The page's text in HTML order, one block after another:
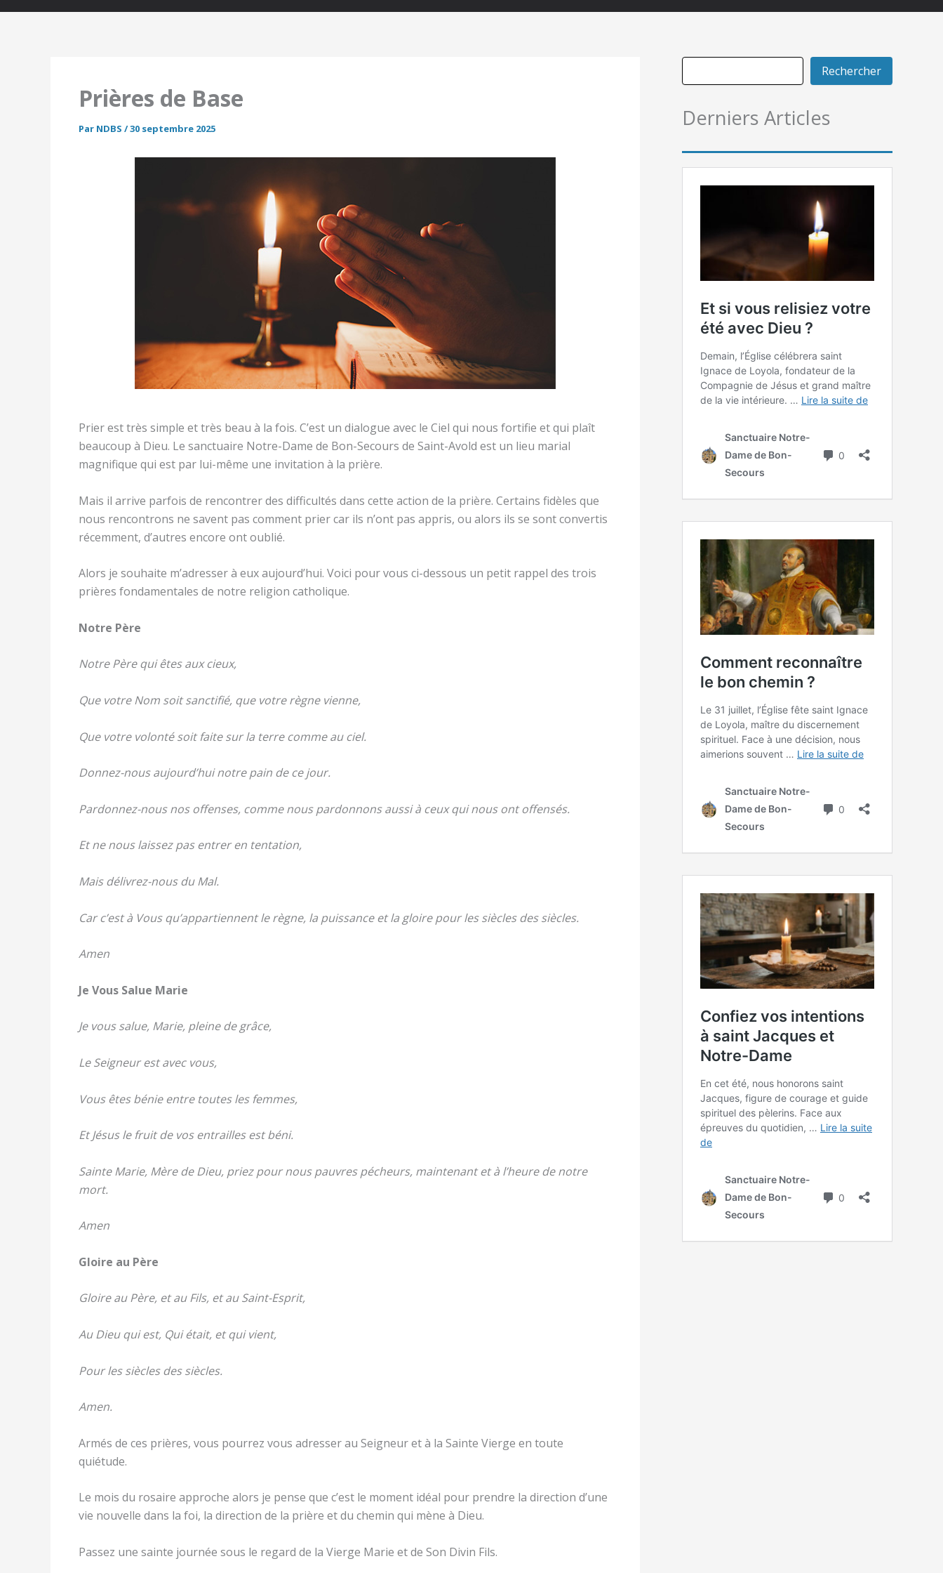
Prières de Base
Par NDBS /30 septembre 2025
Prier est très simple et très beau à la fois. C’est un dialogue avec le Ciel qui nous fortifie et qui plaît
beaucoup à Dieu. Le sanctuaire Notre-Dame de Bon-Secours de Saint-Avold est un lieu marial
magnifique qui est par lui-même une invitation à la prière.
Mais il arrive parfois de rencontrer des difficultés dans cette action de la prière. Certains fidèles que
nous rencontrons ne savent pas comment prier car ils n’ont pas appris, ou alors ils se sont convertis
récemment, d’autres encore ont oublié.
Alors je souhaite m’adresser à eux aujourd’hui. Voici pour vous ci-dessous un petit rappel des trois
prières fondamentales de notre religion catholique.
Notre Père
Notre Père qui êtes aux cieux,
Que votre Nom soit sanctifié, que votre règne vienne,
Que votre volonté soit faite sur la terre comme au ciel.
Donnez-nous aujourd’hui notre pain de ce jour.
Pardonnez-nous nos offenses, comme nous pardonnons aussi à ceux qui nous ont offensés.
Et ne nous laissez pas entrer en tentation,
Mais délivrez-nous du Mal.
Car c’est à Vous qu’appartiennent le règne, la puissance et la gloire pour les siècles des siècles.
Amen
Je Vous Salue Marie
Je vous salue, Marie, pleine de grâce,
Le Seigneur est avec vous,
Vous êtes bénie entre toutes les femmes,
Et Jésus le fruit de vos entrailles est béni.
Sainte Marie, Mère de Dieu, priez pour nous pauvres pécheurs, maintenant et à l’heure de notre
mort.
Amen
Gloire au Père
Gloire au Père, et au Fils, et au Saint-Esprit,
Au Dieu qui est, Qui était, et qui vient,
Pour les siècles des siècles.
Amen.
Armés de ces prières, vous pourrez vous adresser au Seigneur et à la Sainte Vierge en toute
quiétude.
Le mois du rosaire approche alors je pense que c’est le moment idéal pour prendre la direction d’une
vie nouvelle dans la foi, la direction de la prière et du chemin qui mène à Dieu.
Passez une sainte journée sous le regard de la Vierge Marie et de Son Divin Fils.
Rechercher
Derniers Articles